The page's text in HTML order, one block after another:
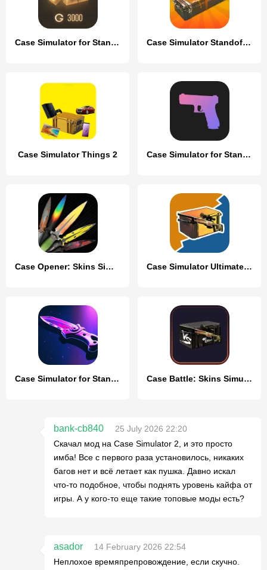
Case Simulator for Standoff 2 Case Simulator Standoff 2
Case Simulator Things 2 Case Simulator for Standoff 2
Case Opener: Skins Simulator Case Simulator Ultimate CS 2
Case Simulator for Standoff 2 Case Battle: Skins Simulator
bank-cb840
25 July 2026 22:20
Скачал мод на Case Simulator 2, и это просто
имба! Все с первого раза установилось, никаких
багов нет и всё летает как пушка. Давно искал
что-то подобное, чтобы поднять уровень кайфа от
игры. А у кого-то еще такие топовые моды есть?
asador
14 February 2026 22:54
Неплохое времяпрепровождение, если скучно.